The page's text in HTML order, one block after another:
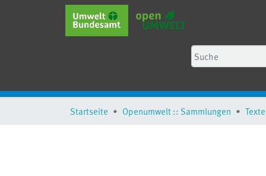
Startseite Openumwelt :: Sammlungen Texte